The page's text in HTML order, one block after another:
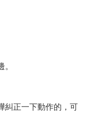
糾正一下動作的，可